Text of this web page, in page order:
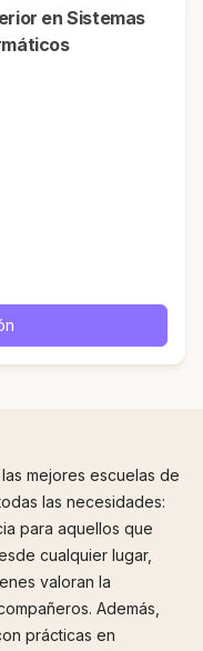
mejores escuelas de
las necesidades:
para aquellos que
cualquier lugar,
valoran la
Además,
prácticas en